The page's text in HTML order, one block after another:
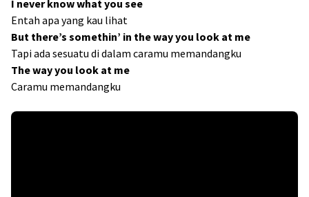
I never know what you see
Entah apa yang kau lihat
But there’s somethin’ in the way you look at me
Tapi ada sesuatu di dalam caramu memandangku
The way you look at me
Caramu memandangku